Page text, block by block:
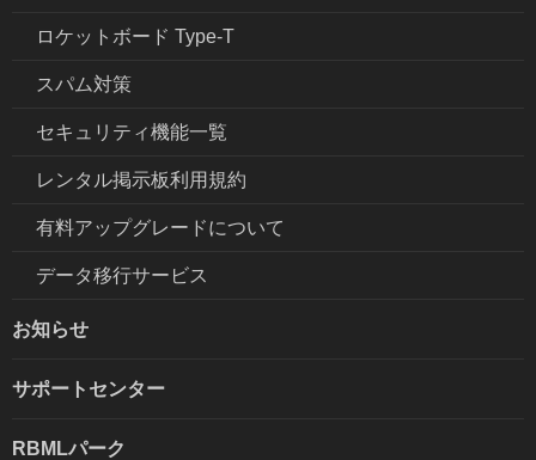
ロケットボード Type-T
スパム対策
セキュリティ機能一覧
レンタル掲示板利用規約
有料アップグレードについて
データ移行サービス
お知らせ
サポートセンター
RBMLパーク